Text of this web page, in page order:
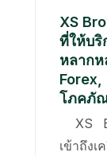
XS
ที่ให้บริ
หลากห
โภคภั
XS
เข้าถึงเ